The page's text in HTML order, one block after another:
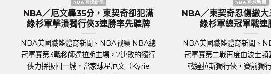
塞爾提克完全體 綠
分差大勝率先開胡
新聞、NBA戰績 NBA總
場，波士頓塞爾提克主場
，關鍵人物是傷癒歸隊的
歐國盃／奪冠大熱門『三獅軍團』英
格蘭隊抵達德國受到上千球迷熱列歡
足球聯賽體育新聞、足球戰績 萬眾矚目的
2024年歐洲國家盃（UEFA Euro 2024）